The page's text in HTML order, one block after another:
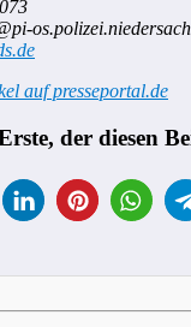
auf presseportal.de
der diesen